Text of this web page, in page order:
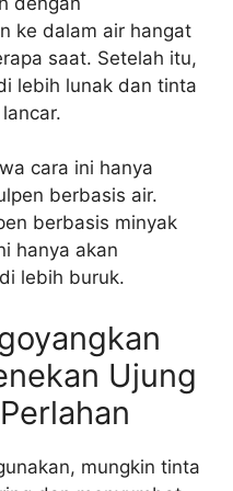
ke dalam air hangat
saat. Setelah itu,
lebih lunak dan tinta
cara ini hanya
berbasis air.
berbasis minyak
hanya akan
lebih buruk.
Ujung
mungkin tinta